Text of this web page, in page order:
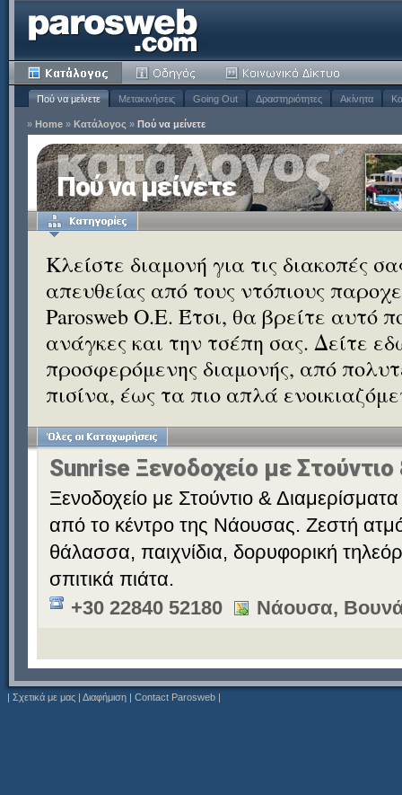
Πού να μείνετε Μετακινήσεις Going Out Δραστηριότητες Ακίνητα
» Home » Κατάλογος » Πού να μείνετε
Πού να μείνετε
Κλείστε διαμονή για τις διακοπές
απευθείας από τους ντόπιους
Parosweb Ο.Ε. Έτσι, θα βρείτε αυτό
ανάγκες και την τσέπη σας. Δείτε
προσφερόμενης διαμονής, από
πισίνα, έως τα πιο απλά
Sunrise Ξενοδοχείο με
Ξενοδοχείο με Στούντιο &
από το κέντρο της Νάουσας. Ζεστή
θάλασσα, παιχνίδια, δορυφορική
σπιτικά πιάτα.
+30 22840 52180
Νάουσα,
| Σχετικά με μας | Διαφήμιση | Contact Parosweb |